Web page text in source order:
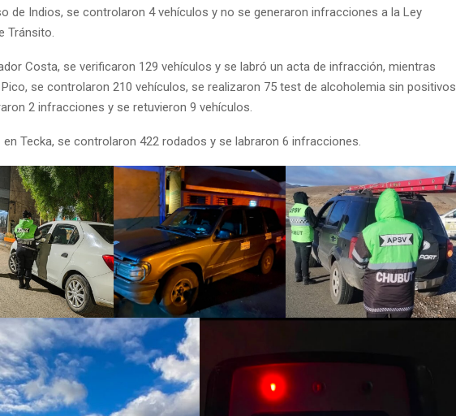
de Indios, se controlaron 4 vehículos y no se generaron infracciones a la Ley
Tránsito.
Costa, se verificaron 129 vehículos y se labró un acta de infracción, mientras
Pico, se controlaron 210 vehículos, se realizaron 75 test de alcoholemia sin positivos
2 infracciones y se retuvieron 9 vehículos.
en Tecka, se controlaron 422 rodados y se labraron 6 infracciones.